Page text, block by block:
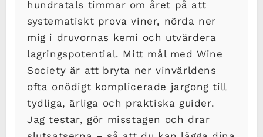
hundratals timmar om året på att
systematiskt prova viner, nörda ner
mig i druvornas kemi och utvärdera
lagringspotential. Mitt mål med Wine
Society är att bryta ner vinvärldens
ofta onödigt komplicerade jargong till
tydliga, ärliga och praktiska guider.
Jag testar, gör misstagen och drar